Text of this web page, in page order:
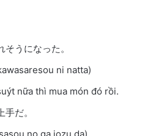
うになった。
ni natta)
nữa thì mua món đó rồi.
だ。
no ga jozu da)